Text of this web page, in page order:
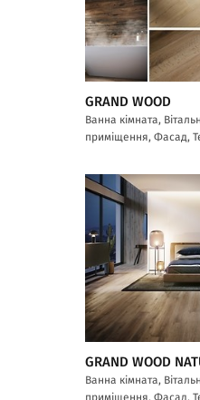
GRAND WOOD
Ванна кімната,
приміщення, Фасад,
GRAND WOOD
Ванна кімната,
приміщення, Фасад,